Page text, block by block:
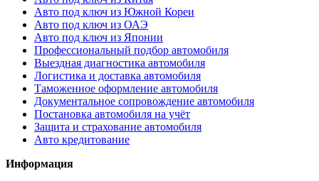
Авто под ключ из Южной Кореи
Авто под ключ из ОАЭ
Авто под ключ из Японии
Профессиональный подбор автомобиля
Выездная диагностика автомобиля
Логистика и доставка автомобиля
Таможенное оформление автомобиля
Документальное сопровождение автомобиля
Постановка автомобиля на учёт
Защита и страхование автомобиля
Авто кредитование
Информация